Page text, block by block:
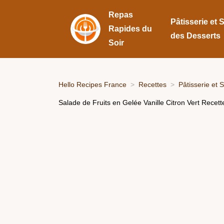
Repas
Rapides du
Soir
Pâtisserie et
des Desserts
Hello Recipes France Recettes Pâtisserie et
Salade de Fruits en Gelée Vanille Citron Vert